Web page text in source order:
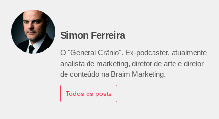
Simon Ferreira
O "General Crânio". Ex-podcaster, atualmente
analista de marketing, diretor de arte e diretor
de conteúdo na Braim Marketing.
Todos os posts